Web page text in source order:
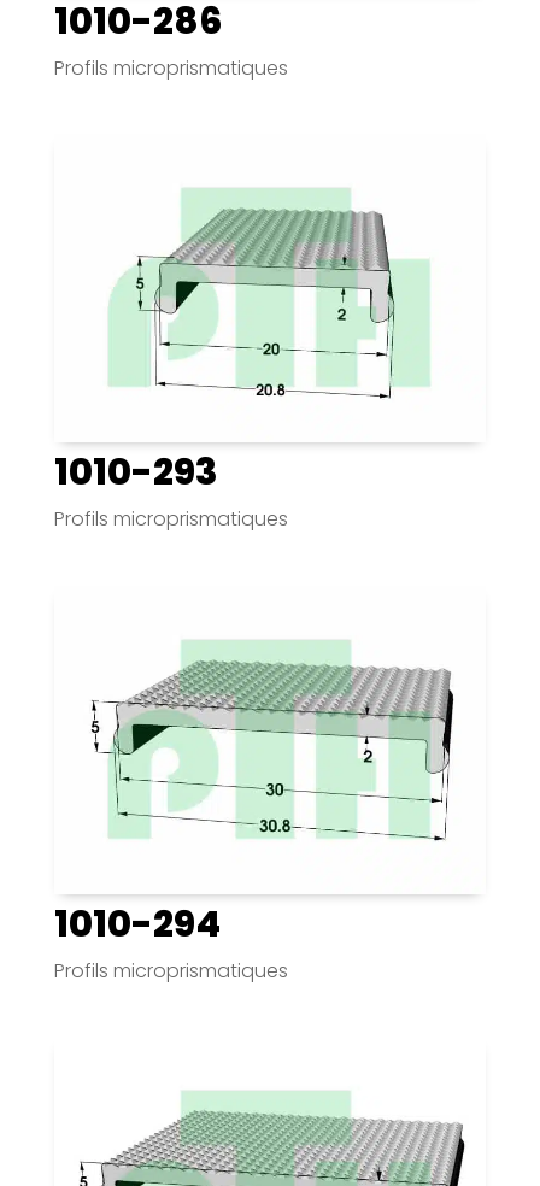
1010-286
Profils microprismatiques
1010-293
Profils microprismatiques
1010-294
Profils microprismatiques